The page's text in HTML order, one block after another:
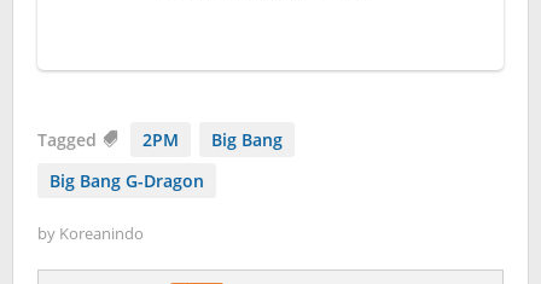
Tagged 2PM
Big Bang
Big Bang G-Dragon
by Koreanindo